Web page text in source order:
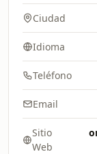
Ciudad
Idioma
Teléfono
Email
Sitio
Web